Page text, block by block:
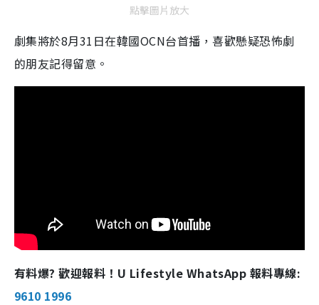
點擊圖片放大
劇集將於8月31日在韓國OCN台首播，喜歡懸疑恐怖劇
的朋友記得留意。
有料爆? 歡迎報料！U Lifestyle WhatsApp 報料專線:
9610 1996